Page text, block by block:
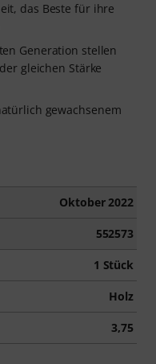
das Beste für ihre
Generation stellen
gleichen Stärke
gewachsenem
Oktober 2022
552573
1 Stück
Holz
3,75